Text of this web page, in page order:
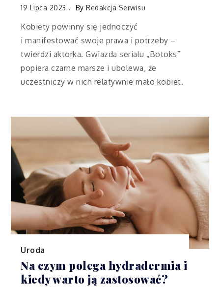
19 Lipca 2023 ByRedakcja Serwisu
Kobiety powinny się jednoczyć
i manifestować swoje prawa i potrzeby –
twierdzi aktorka. Gwiazda serialu „Botoks”
popiera czarne marsze i ubolewa, że
uczestniczy w nich relatywnie mało kobiet.
Uroda
Na czym polega hydradermia i
kiedy warto ją zastosować?